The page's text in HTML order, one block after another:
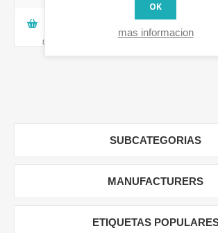
AGREGAR A LA CESTA
Disponibilidad:
SUBCATEGORIAS
MANUFACTURERS
ETIQUETAS
OK
mas informacion